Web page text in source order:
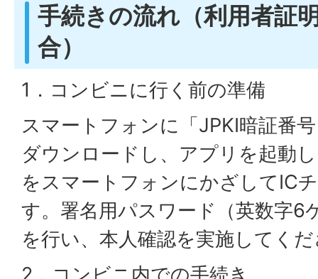
手続きの流れ（利用者証
合）
1．コンビニに行く前の準備
スマートフォンに「JPKI暗証番
ダウンロードし、アプリを起動
をスマートフォンにかざしてIC
す。署名用パスワード（英数字6
を行い、本人確認を実施してく
2．コンビニ内での手続き